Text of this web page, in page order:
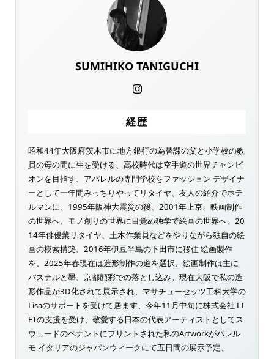
SUMIHIKO TANIGUCHI
経歴
昭和44年大阪府茨木市に地方銀行の為替課の父と小学校の教
員の母の間に生を受ける、高校時代は空手道の世界チャンピ
オンを目指す、アパレルの専門学校をファッション デザイナ
ーとして一年間みっちりやってリタイヤ、友人の紹介でホテ
ルマンに、1995年阪神大震災の後、2001年上京、映画制作
の世界へ、モノ創りの世界に目覚め独学で絵画の世界へ、20
14年俳優業リタイヤ、土木作業員などをやりながら独自の絵
画の模索構築、2016年伊豆半島の下田市に移住 絵画製作
を、2025年春現在は造形制作の道を選択、絵画制作は主に
パステルと墨、京都顔彩での落とし込み。現在大阪で私の造
形作品が3D化されて展示され、マサチューセッツ工科大学の
Lisaのサポートを受けて居ます、今年11月中旬に株式会社 LI
FTの支援を受け、敬愛する日本の代表アーティストとしてス
ウェードのペナントにプリントされた私のArtworkがパレル
モ イタリアのジャパンウィークにて五日間の展示予定、